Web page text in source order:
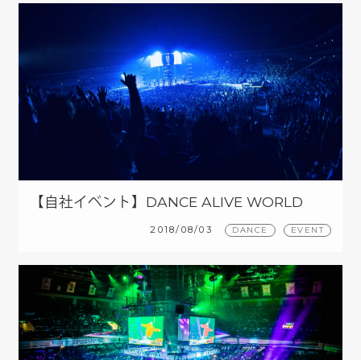
【自社イベント】DANCE ALIVE WORLD
2018/08/03 DANCE EVENT